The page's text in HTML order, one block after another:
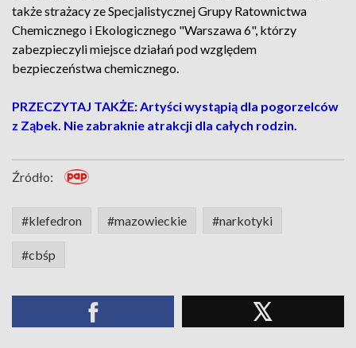
także strażacy ze Specjalistycznej Grupy Ratownictwa
Chemicznego i Ekologicznego "Warszawa 6", którzy
zabezpieczyli miejsce działań pod względem
bezpieczeństwa chemicznego.
PRZECZYTAJ TAKŻE: Artyści wystąpią dla pogorzelców
z Ząbek. Nie zabraknie atrakcji dla całych rodzin.
Źródło:
#klefedron #mazowieckie #narkotyki
#cbśp